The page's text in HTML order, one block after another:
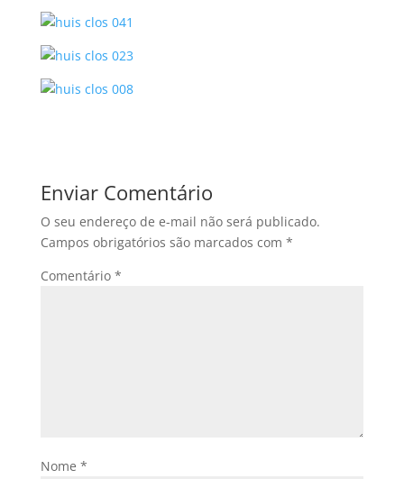
Enviar Comentário
O seu endereço de e-mail não será publicado.
Campos obrigatórios são marcados com *
Comentário *
Nome *